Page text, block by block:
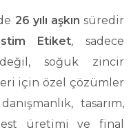
26 yılı aşkın süredir
Etiket, sadece
soğuk zincir
için özel çözümler
tasarım,
üretimi ve final